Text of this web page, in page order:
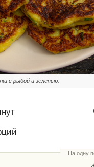
с рыбой и зеленью.
На одну